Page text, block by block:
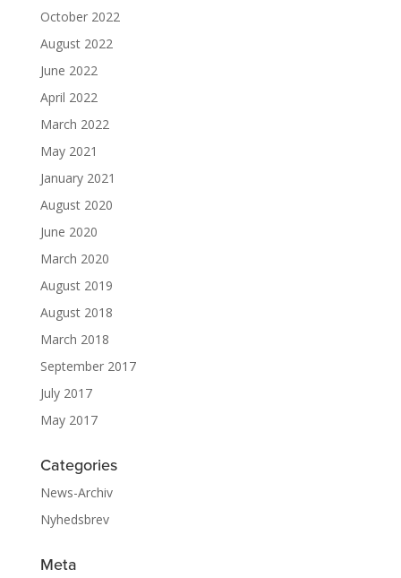
October 2022
August 2022
June 2022
April 2022
March 2022
May 2021
January 2021
August 2020
June 2020
March 2020
August 2019
August 2018
March 2018
September 2017
July 2017
May 2017
Categories
News-Archiv
Nyhedsbrev
Meta